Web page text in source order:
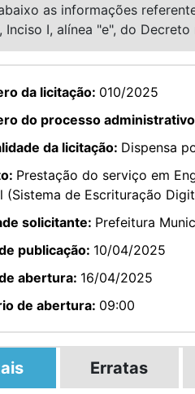
as informações
Inciso I, alínea "e", do Decreto
da licitação: 010/2025
do processo
da licitação: Dispensa
Prestação do serviço em
(Sistema de Escrituração
solicitante: Prefeitura
publicação: 10/04/2025
abertura: 16/04/2025
de abertura: 09:00
Erratas